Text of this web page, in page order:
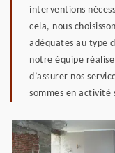
interventions
cela, nous
adéquates au type
notre équipe
d’assurer nos
sommes en